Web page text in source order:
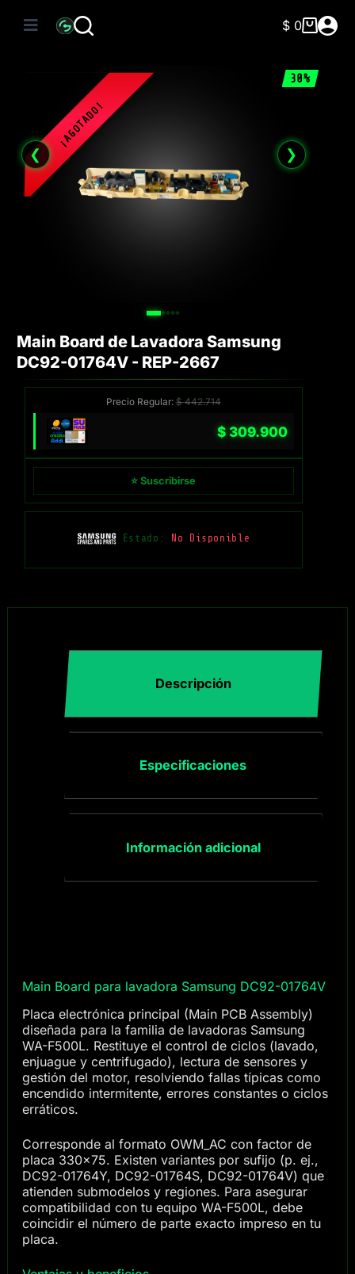
Carro
$0
30%
❮ ❯
Main Board de Lavadora Samsung
DC92-01764V - REP-2667
Precio Regular:$442.714
$309.900
⭐ Suscribirse
Estado: No Disponible
Descripción
Especificaciones
Información adicional
Main Board para lavadora Samsung DC92-01764V
Placa electrónica principal (Main PCB Assembly)
diseñada para la familia de lavadoras Samsung
WA-F500L. Restituye el control de ciclos (lavado,
enjuague y centrifugado), lectura de sensores y
gestión del motor, resolviendo fallas típicas como
encendido intermitente, errores constantes o ciclos
erráticos.
Corresponde al formato OWM_AC con factor de
placa 330×75. Existen variantes por sufijo (p. ej.,
DC92-01764Y, DC92-01764S, DC92-01764V) que
atienden submodelos y regiones. Para asegurar
compatibilidad con tu equipo WA-F500L, debe
coincidir el número de parte exacto impreso en tu
placa.